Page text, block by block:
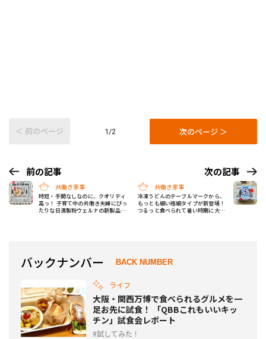
＜ 前のページ 1/2 次のページ ＞
前の記事
共働き家事
時短・手間なしなのに、クオリティ
高っ！ 子育て中の共働き夫婦にぴっ
たりな日清製粉ウェルナの新製品3
次の記事
共働き家事
冷凍うどんのテーブルマークから、
もっとも細い極細タイプが新登場！
つるっと食べられて暑い時期に大活
バックナンバー BACK NUMBER
ライフ
大阪・関西万博で食べられるグルメを一
足お先に試食！ 「QBBこれもいいキッ
チン」試食会レポート
試してみた！